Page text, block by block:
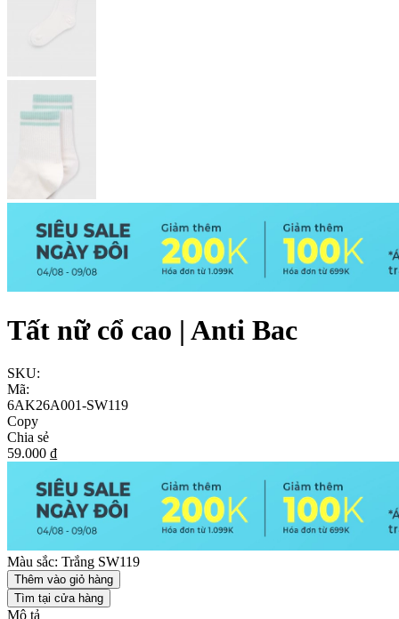
Tất nữ cổ cao | Anti Bac
SKU:
Mã:
6AK26A001-SW119
Copy
Chia sẻ
59.000 ₫
Màu sắc: Trắng SW119
Thêm vào giỏ hàng
Tìm tại cửa hàng
Mô tả